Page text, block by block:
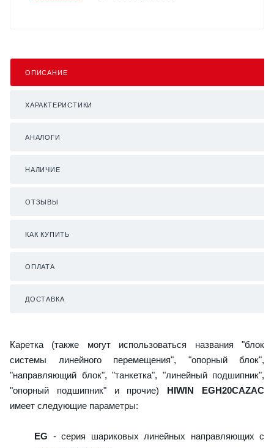
ОПИСАНИЕ
ХАРАКТЕРИСТИКИ
АНАЛОГИ
НАЛИЧИЕ
ОТЗЫВЫ
КАК КУПИТЬ
ОПЛАТА
ДОСТАВКА
Каретка (также могут использоваться названия "блок
системы линейного перемещения", "опорный блок",
"направляющий блок", "танкетка", "линейный подшипник",
"опорный подшипник" и прочие) HIWIN EGH20CAZAC
имеет следующие параметры:
EG - серия шариковых линейных направляющих с